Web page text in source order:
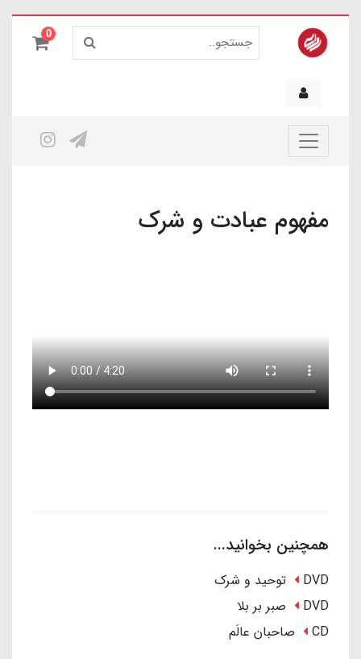
0
مفهوم عبادت و شرک
همچنین بخوانید...
DVD توحید و شرک
DVD صبر بر بلا
CD صاحبان عالَم